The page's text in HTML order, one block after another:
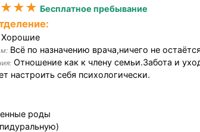
Бесплатное пребывание
Хорошие
Всё по назначению врача,ничего не
Отношение как к члену семьи.Забота и
настроить себя психологически.
роды